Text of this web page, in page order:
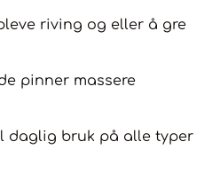
riving og eller å gre
pinner massere
daglig bruk på alle typer